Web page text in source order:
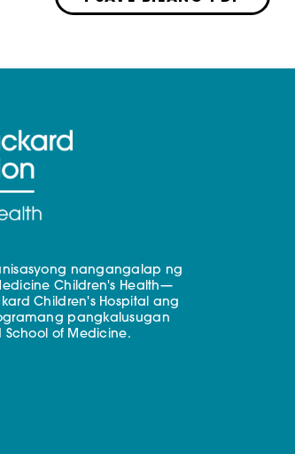
nangangalap ng
Children's Health—
Children's Hospital ang
pangkalusugan
of Medicine.